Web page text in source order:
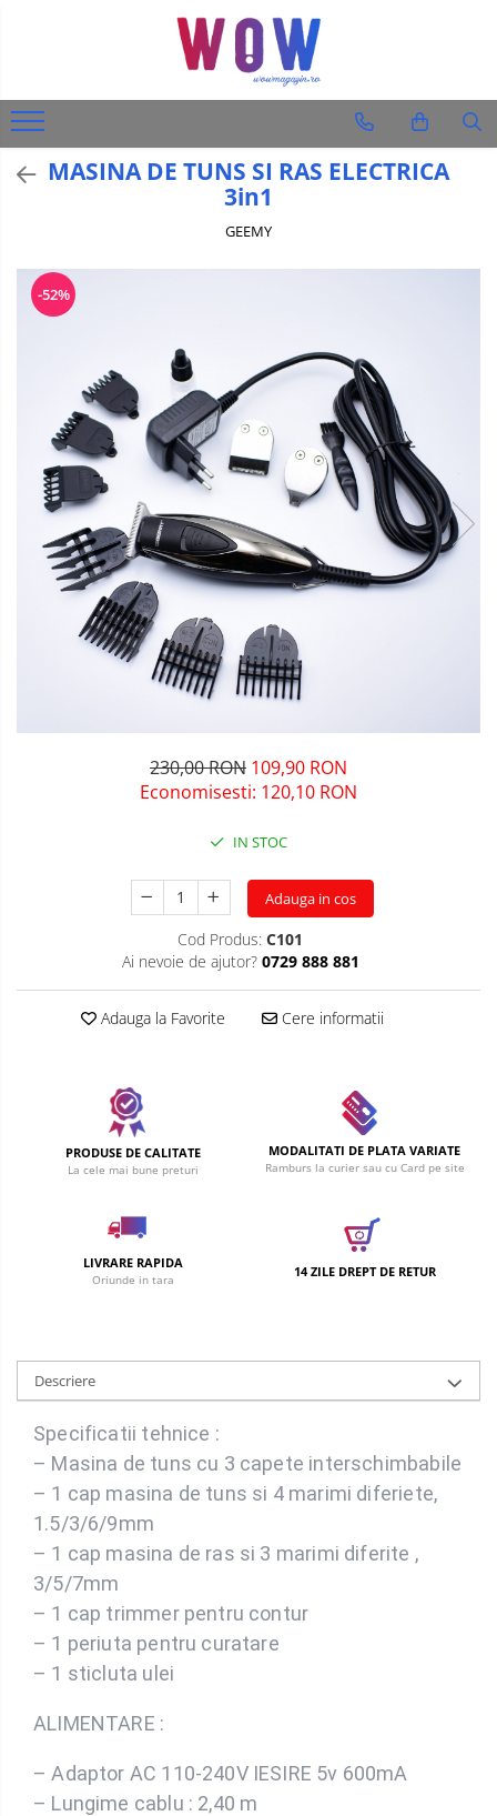
Audio-Video & Foto
MASINA DE TUNS SI RAS ELECTRICA
3in1
GEEMY
-52%
230,00 RON 109,90 RON
Economisesti: 120,10 RON
IN STOC
Adauga in cos
Cod Produs: C101
Ai nevoie de ajutor? 0729 888 881
Adauga la Favorite Cere informatii
PRODUSE DE CALITATE
La cele mai bune preturi
MODALITATI DE PLATA VARIATE
Ramburs la curier sau cu Card pe site
LIVRARE RAPIDA
Oriunde in tara
14 ZILE DREPT DE RETUR
Descriere
Specificatii tehnice :
– Masina de tuns cu 3 capete interschimbabile
– 1 cap masina de tuns si 4 marimi diferiete,
1.5/3/6/9mm
– 1 cap masina de ras si 3 marimi diferite ,
3/5/7mm
– 1 cap trimmer pentru contur
– 1 periuta pentru curatare
– 1 sticluta ulei
ALIMENTARE :
– Adaptor AC 110-240V IESIRE 5v 600mA
– Lungime cablu : 2,40 m